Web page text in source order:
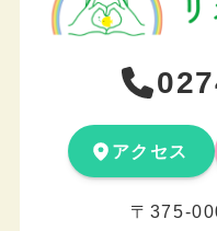
アクセス
〒375-